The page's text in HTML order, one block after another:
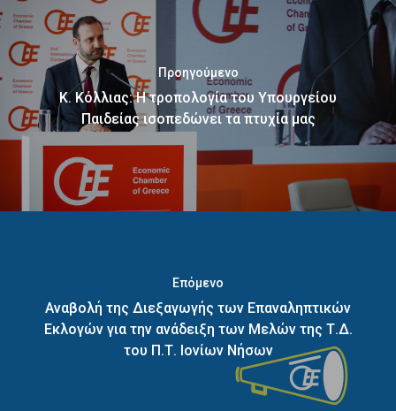
Προηγούμενο
Κ. Κόλλιας: Η τροπολογία του Υπουργείου
Παιδείας ισοπεδώνει τα πτυχία μας
Επόμενο
Αναβολή της Διεξαγωγής των Επαναληπτικών
Εκλογών για την ανάδειξη των Μελών της Τ.Δ.
του Π.Τ. Ιονίων Νήσων